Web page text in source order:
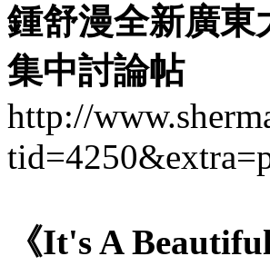
鍾舒漫全新廣東
集中討論帖
http://
《It's A